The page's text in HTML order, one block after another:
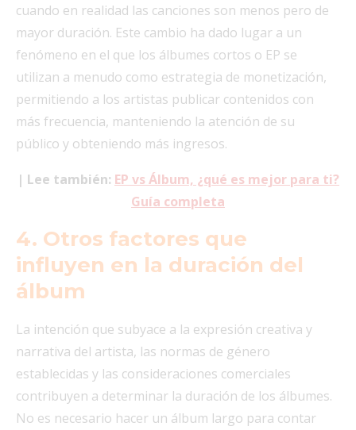
cuando en realidad las canciones son menos pero de
mayor duración. Este cambio ha dado lugar a un
fenómeno en el que los álbumes cortos o EP se
utilizan a menudo como estrategia de monetización,
permitiendo a los artistas publicar contenidos con
más frecuencia, manteniendo la atención de su
público y obteniendo más ingresos.
| Lee también: EP vs Álbum, ¿qué es mejor para ti?
Guía completa
4. Otros factores que
influyen en la duración del
álbum
La intención que subyace a la expresión creativa y
narrativa del artista, las normas de género
establecidas y las consideraciones comerciales
contribuyen a determinar la duración de los álbumes.
No es necesario hacer un álbum largo para contar